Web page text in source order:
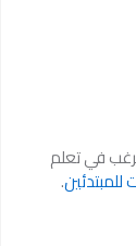
في تعلم
للمبتدئين.